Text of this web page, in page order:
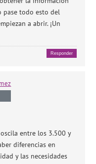
pase todo esto del
a abrir. ¡Un
Responder
entre los 3.500 y
diferencias en
y las necesidades